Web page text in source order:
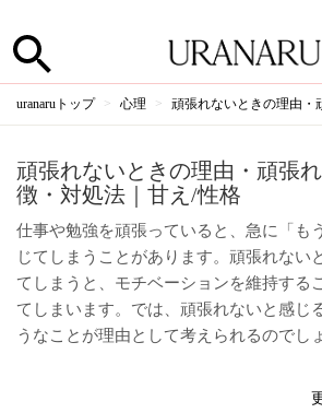
uranaruトップ 心理 頑張れないときの理由・
頑張れないときの理由・頑張
徴・対処法｜甘え/性格
仕事や勉強を頑張っていると、急に「も
じてしまうことがあります。頑張れない
てしまうと、モチベーションを維持する
てしまいます。では、頑張れないと感じ
うなことが理由として考えられるのでし